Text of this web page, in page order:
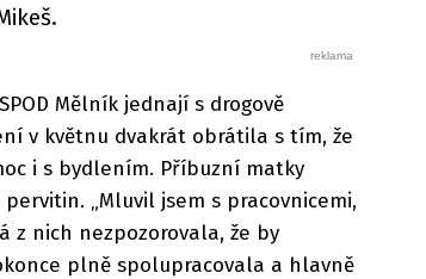
Mělník jednají s drogově
v květnu dvakrát obrátila s tím, že
i s bydlením. Příbuzní matky
„Mluvil jsem s pracovnicemi,
z nich nezpozorovala, že by
plně spolupracovala a hlavně